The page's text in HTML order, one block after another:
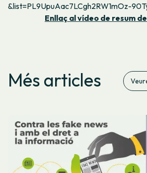
&list=PL9UpuAac7LCgh2RW1mOz-
Enllaç al vídeo de resum
Més articles